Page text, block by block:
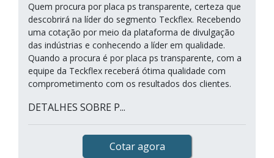
Quem procura por placa ps transparente, certeza que
descobrirá na líder do segmento Teckflex. Recebendo
uma cotação por meio da plataforma de divulgação
das indústrias e conhecendo a líder em qualidade.
Quando a procura é por placa ps transparente, com a
equipe da Teckflex receberá ótima qualidade com
comprometimento com os resultados dos clientes.
DETALHES SOBRE P...
Cotar agora